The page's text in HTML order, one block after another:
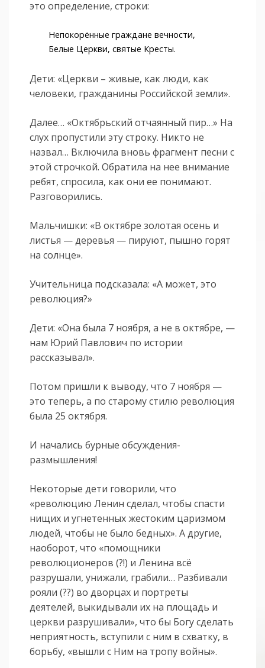
это определение, строки:
Непокорённые граждане вечности,
Белые Церкви, святые Кресты.
Дети: «Церкви – живые, как люди, как
человеки, гражданины Российской земли».
Далее… «Октябрьский отчаянный пир…» На
слух пропустили эту строку. Никто не
назвал… Включила вновь фрагмент песни с
этой строчкой. Обратила на нее внимание
ребят, спросила, как они ее понимают.
Разговорились.
Мальчишки: «В октябре золотая осень и
листья — деревья — пируют, пышно горят
на солнце».
Учительница подсказала: «А может, это
революция?»
Дети: «Она была 7 ноября, а не в октябре, —
нам Юрий Павлович по истории
рассказывал».
Потом пришли к выводу, что 7 ноября —
это теперь, а по старому стилю революция
была 25 октября.
И начались бурные обсуждения-
размышления!
Некоторые дети говорили, что
«революцию Ленин сделал, чтобы спасти
нищих и угнетенных жестоким царизмом
людей, чтобы не было бедных». А другие,
наоборот, что «помощники
революционеров (?!) и Ленина всё
разрушали, унижали, грабили… Разбивали
рояли (??) во дворцах и портреты
деятелей, выкидывали их на площадь и
церкви разрушивали», что бы Богу сделать
неприятность, вступили с ним в схватку, в
борьбу, «вышли с Ним на тропу войны».